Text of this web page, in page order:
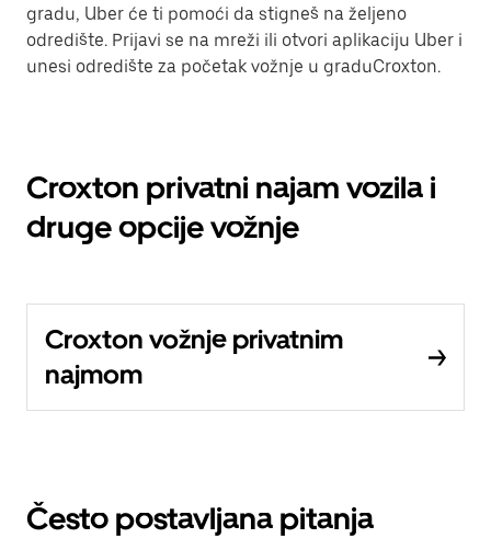
gradu, Uber će ti pomoći da stigneš na željeno
odredište. Prijavi se na mreži ili otvori aplikaciju Uber i
unesi odredište za početak vožnje u graduCroxton.
Croxton privatni najam vozila i
druge opcije vožnje
Croxton vožnje privatnim
najmom
Često postavljana pitanja